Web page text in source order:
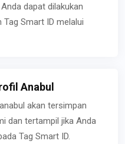
dapat dilakukan
Smart ID melalui
Anabul
akan tersimpan
dan tertampil jika Anda
Tag Smart ID.